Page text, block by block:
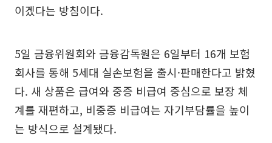
이겠다는 방침이다.
5일 금융위원회와 금융감독원은 6일부터 16개 보험
회사를 통해 5세대 실손보험을 출시·판매한다고 밝혔
다. 새 상품은 급여와 중증 비급여 중심으로 보장 체
계를 재편하고, 비중증 비급여는 자기부담률을 높이
는 방식으로 설계됐다.